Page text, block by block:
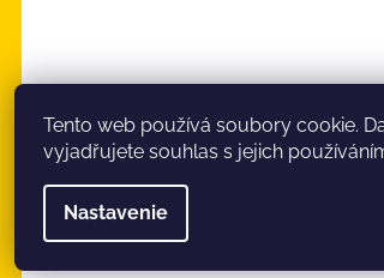
Tento web používá soubory cookie.
vyjadřujete souhlas s jejich
Nastavenie